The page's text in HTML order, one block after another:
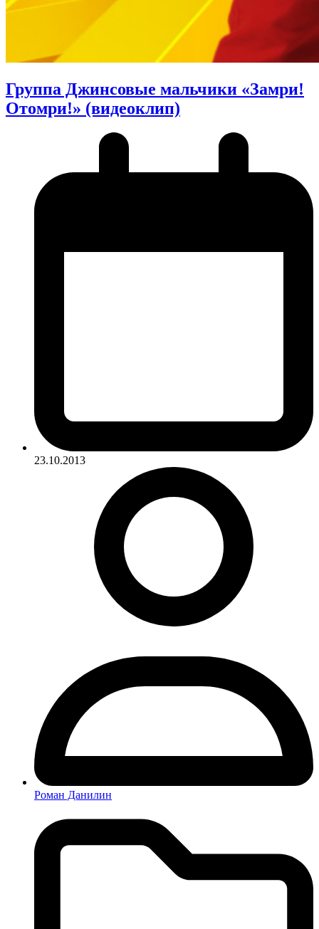
Группа Джинсовые мальчики «Замри!
Отомри!» (видеоклип)
23.10.2013
Роман Данилин